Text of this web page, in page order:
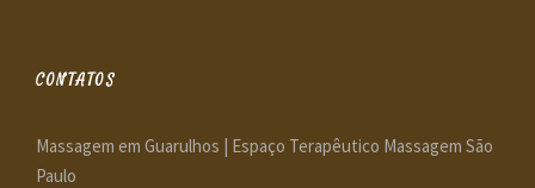
CONTATOS
Massagem em Guarulhos | Espaço Terapêutico Massagem São
Paulo